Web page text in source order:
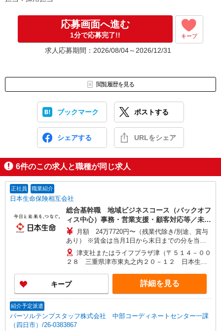
応募画面へ進む
1分で応募完了!! キープ
求人応募期間：2026/08/04～2026/12/31
閲覧履歴を見る
ブックマーク ポストする
シェアする URLをシェア
6件のこの求人と職種が同じ求人
正社員 職業紹介
日本生命保険相互会社
総合基幹職 地域ビジネスコース（バックオフ
ィス中心）事務・営業支援・顧客対応等／未経
験可！月額 24万7720円〜（残業代除き/別途、賞与
あり） ※賃金は当月1日から末日までの分を当月
20日支払（時間外勤務手当等については当月1日か
ら末日までの分を翌月20日に支払） 想定年収
430万〜460万 ※時間外勤務手当(法定内20時間・
法定外0時間*想定)を含むモデル年収 *毎営業日
9:00〜18:00勤務する場合の残業時間のイメージ
※賞与は支給対象期間を通じて勤務した場合の想
後の昇給額は、昇格・職務成果等の状況に応じて
変動 ※将来的なステップアップにより、記載金額
以上の昇給も可能
津支社またはライフプラザ津（〒５１４－００
２８ 三重県津市東丸之内２０－１２ 日本生命
可能な範囲内で、上記以外の事業所に初期配属・
異動となる可能性があります。
キープ 詳細を見る
紹介予定派遣
パーソルテンプスタッフ株式会社 中部コーディネートセンター一課
（四日市）/26-0383867